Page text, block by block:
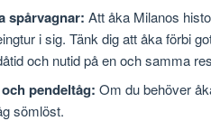
spårvagnar: Att åka Milanos
i sig. Tänk dig att åka förbi
och nutid på en och samma
pendeltåg: Om du behöver
sömlöst.